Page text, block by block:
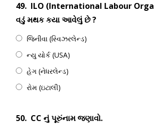
49. ILO (International Labour
વડું મથક કયા આવેલું છે ?
જિનીવા (સ્વિઝરલેન્ડ)
ન્યુ યોર્ક (USA)
હેગ (નેધરલેન્ડ)
રોમ (ઇટાલી)
50. CC નું પૂરુંનામ જણાવો.